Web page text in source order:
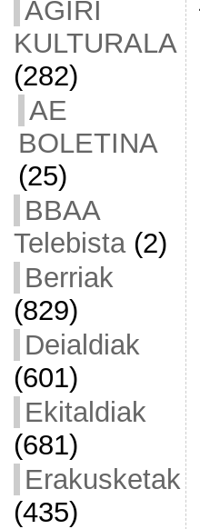
AGIRI
KULTURALA
(282)
AE
BOLETINA
(25)
BBAA
Telebista(2)
Berriak
(829)
Deialdiak
(601)
Ekitaldiak
(681)
Erakusketak
(435)